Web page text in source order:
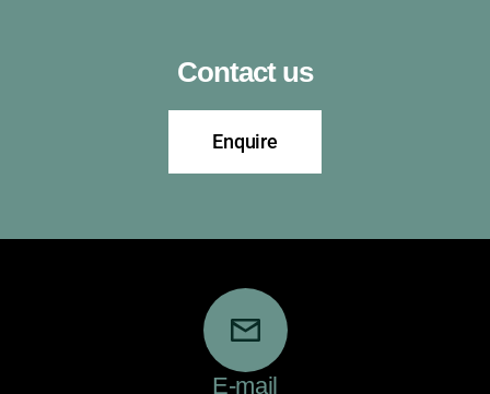
Contact us
Enquire
E-mail